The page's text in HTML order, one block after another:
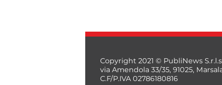
Copyright 2021 © PubliNews
via Amendola 33/35, 91025,
C.F/P.IVA 02786180816